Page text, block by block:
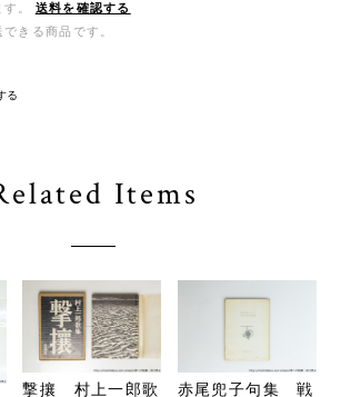
。
送料を確認する
きる商品です。
る
Items
撃攘 村上一郎歌
赤尾兜子句集 戦